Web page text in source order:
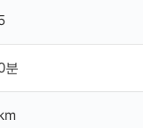
분